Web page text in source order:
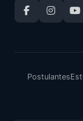
Postulantes